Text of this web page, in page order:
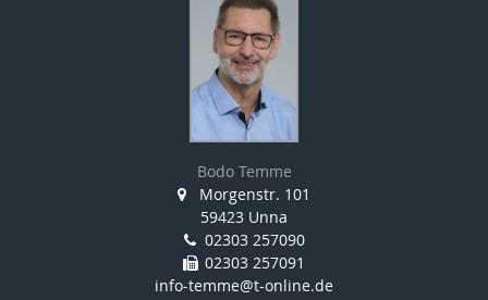
Bodo Temme
Morgenstr. 101
59423 Unna
02303 257090
02303 257091
info-temme@t-online.de